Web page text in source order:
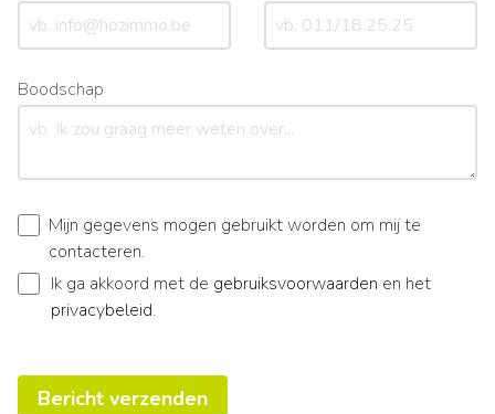
Boodschap
Mijn gegevens mogen gebruikt worden om mij te
contacteren.
Ik ga akkoord met de gebruiksvoorwaarden en het
privacybeleid.
Bericht verzenden